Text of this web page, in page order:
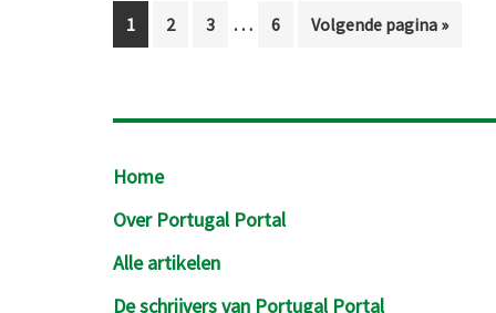
Pagina
1 Pagina
2 Pagina
3
Interim
weggelaten
… Pagina
6
Ga
Volgende pagina »
Footer
Home
Over Portugal Portal
Alle artikelen
De schrijvers van Portugal Portal